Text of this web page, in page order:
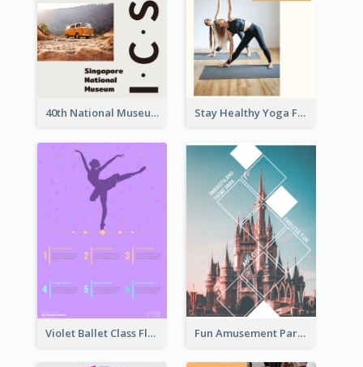
40th National Museum Visiting Flyer Stay Healthy Yoga Flyer
Violet Ballet Class Flyer Fun Amusement Park In The City Flyer